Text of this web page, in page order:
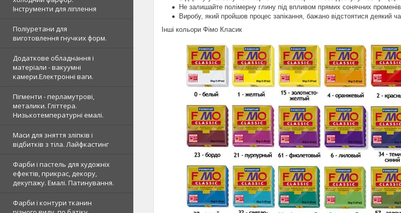
Інструменти для ліплення
Поліуретани для
виготовлення гнучких форм.
Додаткове обладнання і
матеріали - вакуумні
камери.Електронні ваги.
Пігменти - перламутрові,
металики. Гліттера.
Низькотемпературні емалі.
Маси для зняття зліпків і
відбитків з тіла. Лайфкастинг
Фарби і пастель для художніх
ефектів, прикрас, декору,
декупажу. Емалі. Патинування.
Фарби і контури тканин
Не залишайте полімерну глину під впливом прямих сонячних
Виробу, який пройшов процес запікання, бажано відстоятися деякий
Інші кольори Фімо Класик